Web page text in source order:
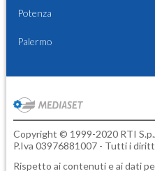
Potenza
Palermo
Copyright © 1999-2020 RTI
P.Iva 03976881007 - Tutti i
Rispetto ai contenuti e ai dati